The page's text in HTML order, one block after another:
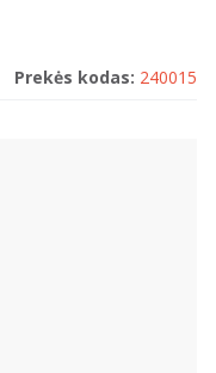
Prekės kodas: 240015